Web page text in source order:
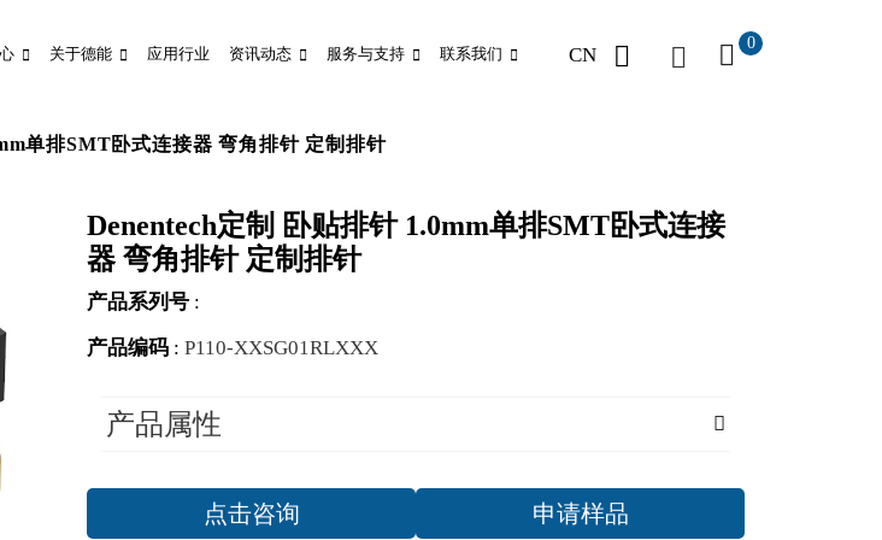
关于德能 应用行业 资讯动态 服务与支持 联系我们 CN
0
单排SMT卧式连接器 弯角排针 定制排针
Denentech定制 卧贴排针 1.0mm单排SMT卧式连接
器 弯角排针 定制排针
产品系列号 :
产品编码 : P110-XXSG01RLXXX
产品属性
点击咨询 申请样品